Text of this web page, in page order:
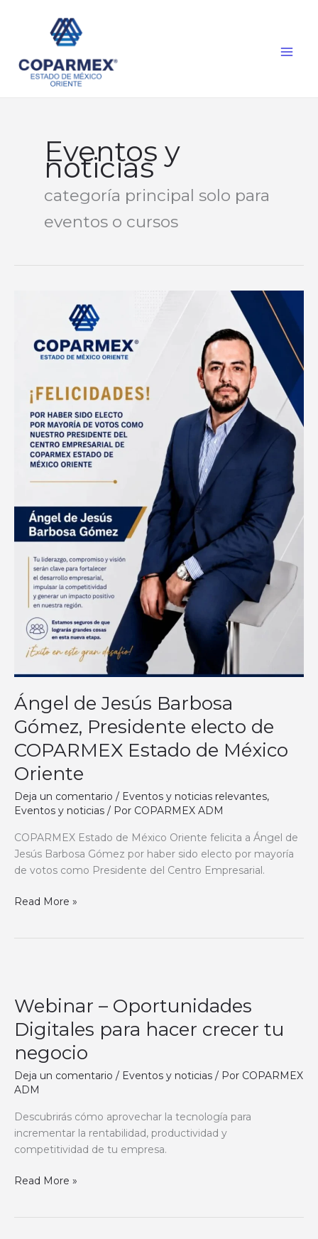
Eventos y
noticias
categoría principal solo para
eventos o cursos
Ángel de Jesús Barbosa
Gómez, Presidente electo de
COPARMEX Estado de México
Oriente
Deja un comentario / Eventos y noticias relevantes,
Eventos y noticias / Por COPARMEX ADM
COPARMEX Estado de México Oriente felicita a Ángel de
Jesús Barbosa Gómez por haber sido electo por mayoría
de votos como Presidente del Centro Empresarial.
Barbosa
Gómez,
electo
COPARMEX
Estado
Read More »
Webinar – Oportunidades
Digitales para hacer crecer tu
negocio
Deja un comentario / Eventos y noticias / Por COPARMEX
ADM
Descubrirás cómo aprovechar la tecnología para
incrementar la rentabilidad, productividad y
competitividad de tu empresa.
Oportunidades
Digitales
para
hacer
crecer
tu
Read More »